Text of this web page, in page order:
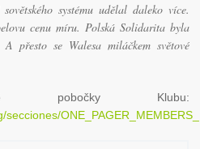
systému udělal daleko více.
cenu míru. Polská Solidarita byla
přesto se Walesa miláčkem světové
pobočky Klubu: